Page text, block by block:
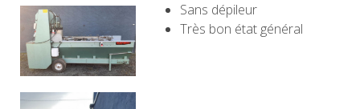
Sans dépileur
Très bon état général